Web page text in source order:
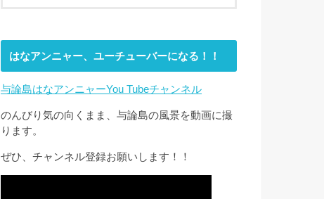
はなアンニャー、ユーチューバーになる！！
与論島はなアンニャーYou Tubeチャンネル
のんびり気の向くまま、与論島の風景を動画に撮
ります。
ぜひ、チャンネル登録お願いします！！